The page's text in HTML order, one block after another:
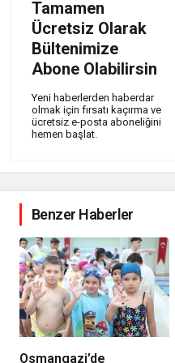
Tamamen
Ücretsiz Olarak
Bültenimize
Abone Olabilirsin
Yeni haberlerden haberdar
olmak için fırsatı kaçırma ve
ücretsiz e-posta aboneliğini
hemen başlat.
Benzer Haberler
Osmangazi’de